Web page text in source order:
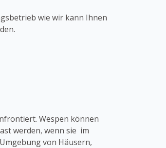
wie wir kann Ihnen
Wespen können
werden, wenn sie im
von Häusern,